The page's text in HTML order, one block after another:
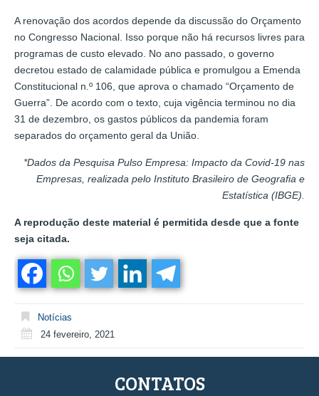
A renovação dos acordos depende da discussão do Orçamento
no Congresso Nacional. Isso porque não há recursos livres para
programas de custo elevado. No ano passado, o governo
decretou estado de calamidade pública e promulgou a Emenda
Constitucional n.º 106, que aprova o chamado “Orçamento de
Guerra”. De acordo com o texto, cuja vigência terminou no dia
31 de dezembro, os gastos públicos da pandemia foram
separados do orçamento geral da União.
*Dados da Pesquisa Pulso Empresa: Impacto da Covid-19 nas
Empresas, realizada pelo Instituto Brasileiro de Geografia e
Estatística (IBGE).
A reprodução deste material é permitida desde que a fonte
seja citada.
Notícias
24 fevereiro, 2021
CONTATOS